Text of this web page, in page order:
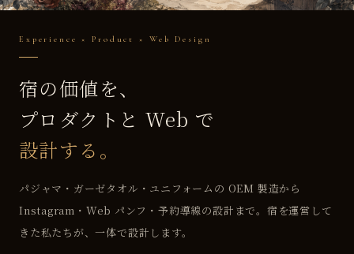
Experience × Product × Web Design
宿の価値を、
プロダクトと Web で
設計する。
パジャマ・ガーゼタオル・ユニフォームの OEM 製造から
Instagram・Web パンフ・予約導線の設計まで。宿を運営して
きた私たちが、一体で設計します。